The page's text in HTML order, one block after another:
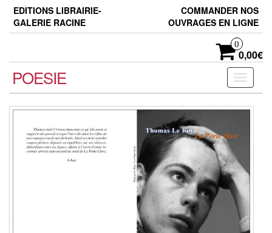
Skip
the
EDITIONS LIBRAIRIE-
GALERIE RACINE
COMMANDER NOS
OUVRAGES EN LIGNE
0
0,00€
Toggle
POESIE